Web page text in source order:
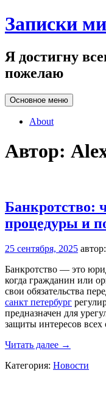
Перейти
к
Записки
Я достигну
пожелаю
Основное меню
About
Автор:
Банкротство:
процедуры и
25 сентября, 2025 автор:
Банкротство — это
когда гражданин или
свои обязательства
санкт петербург
предназначен для
защиты интересов всех
Читать далее
это,
→
Категория: Новости